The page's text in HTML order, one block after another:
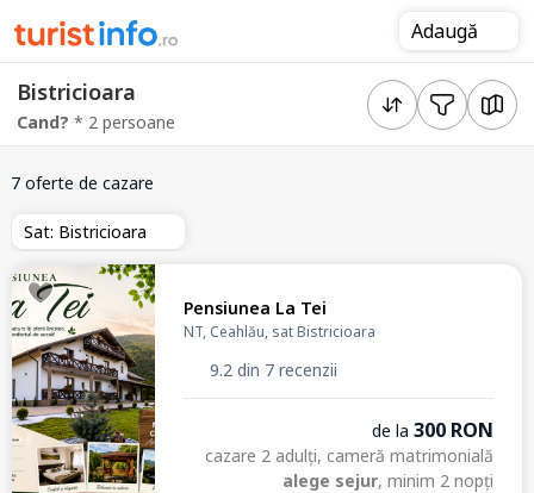
Adaugă
Bistricioara
Cand? * 2 persoane
7 oferte de cazare
Sat: Bistricioara
Pensiunea La Tei
NT, Ceahlău, sat Bistricioara
9.2 din 7 recenzii
de la 300 RON
cazare 2 adulți, cameră matrimonială
alege sejur, minim 2 nopți